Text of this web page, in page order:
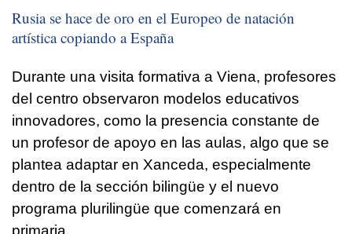
Rusia se hace de oro en el Europeo de natación
artística copiando a España
Durante una visita formativa a Viena, profesores
del centro observaron modelos educativos
innovadores, como la presencia constante de
un profesor de apoyo en las aulas, algo que se
plantea adaptar en Xanceda, especialmente
dentro de la sección bilingüe y el nuevo
programa plurilingüe que comenzará en
primaria.